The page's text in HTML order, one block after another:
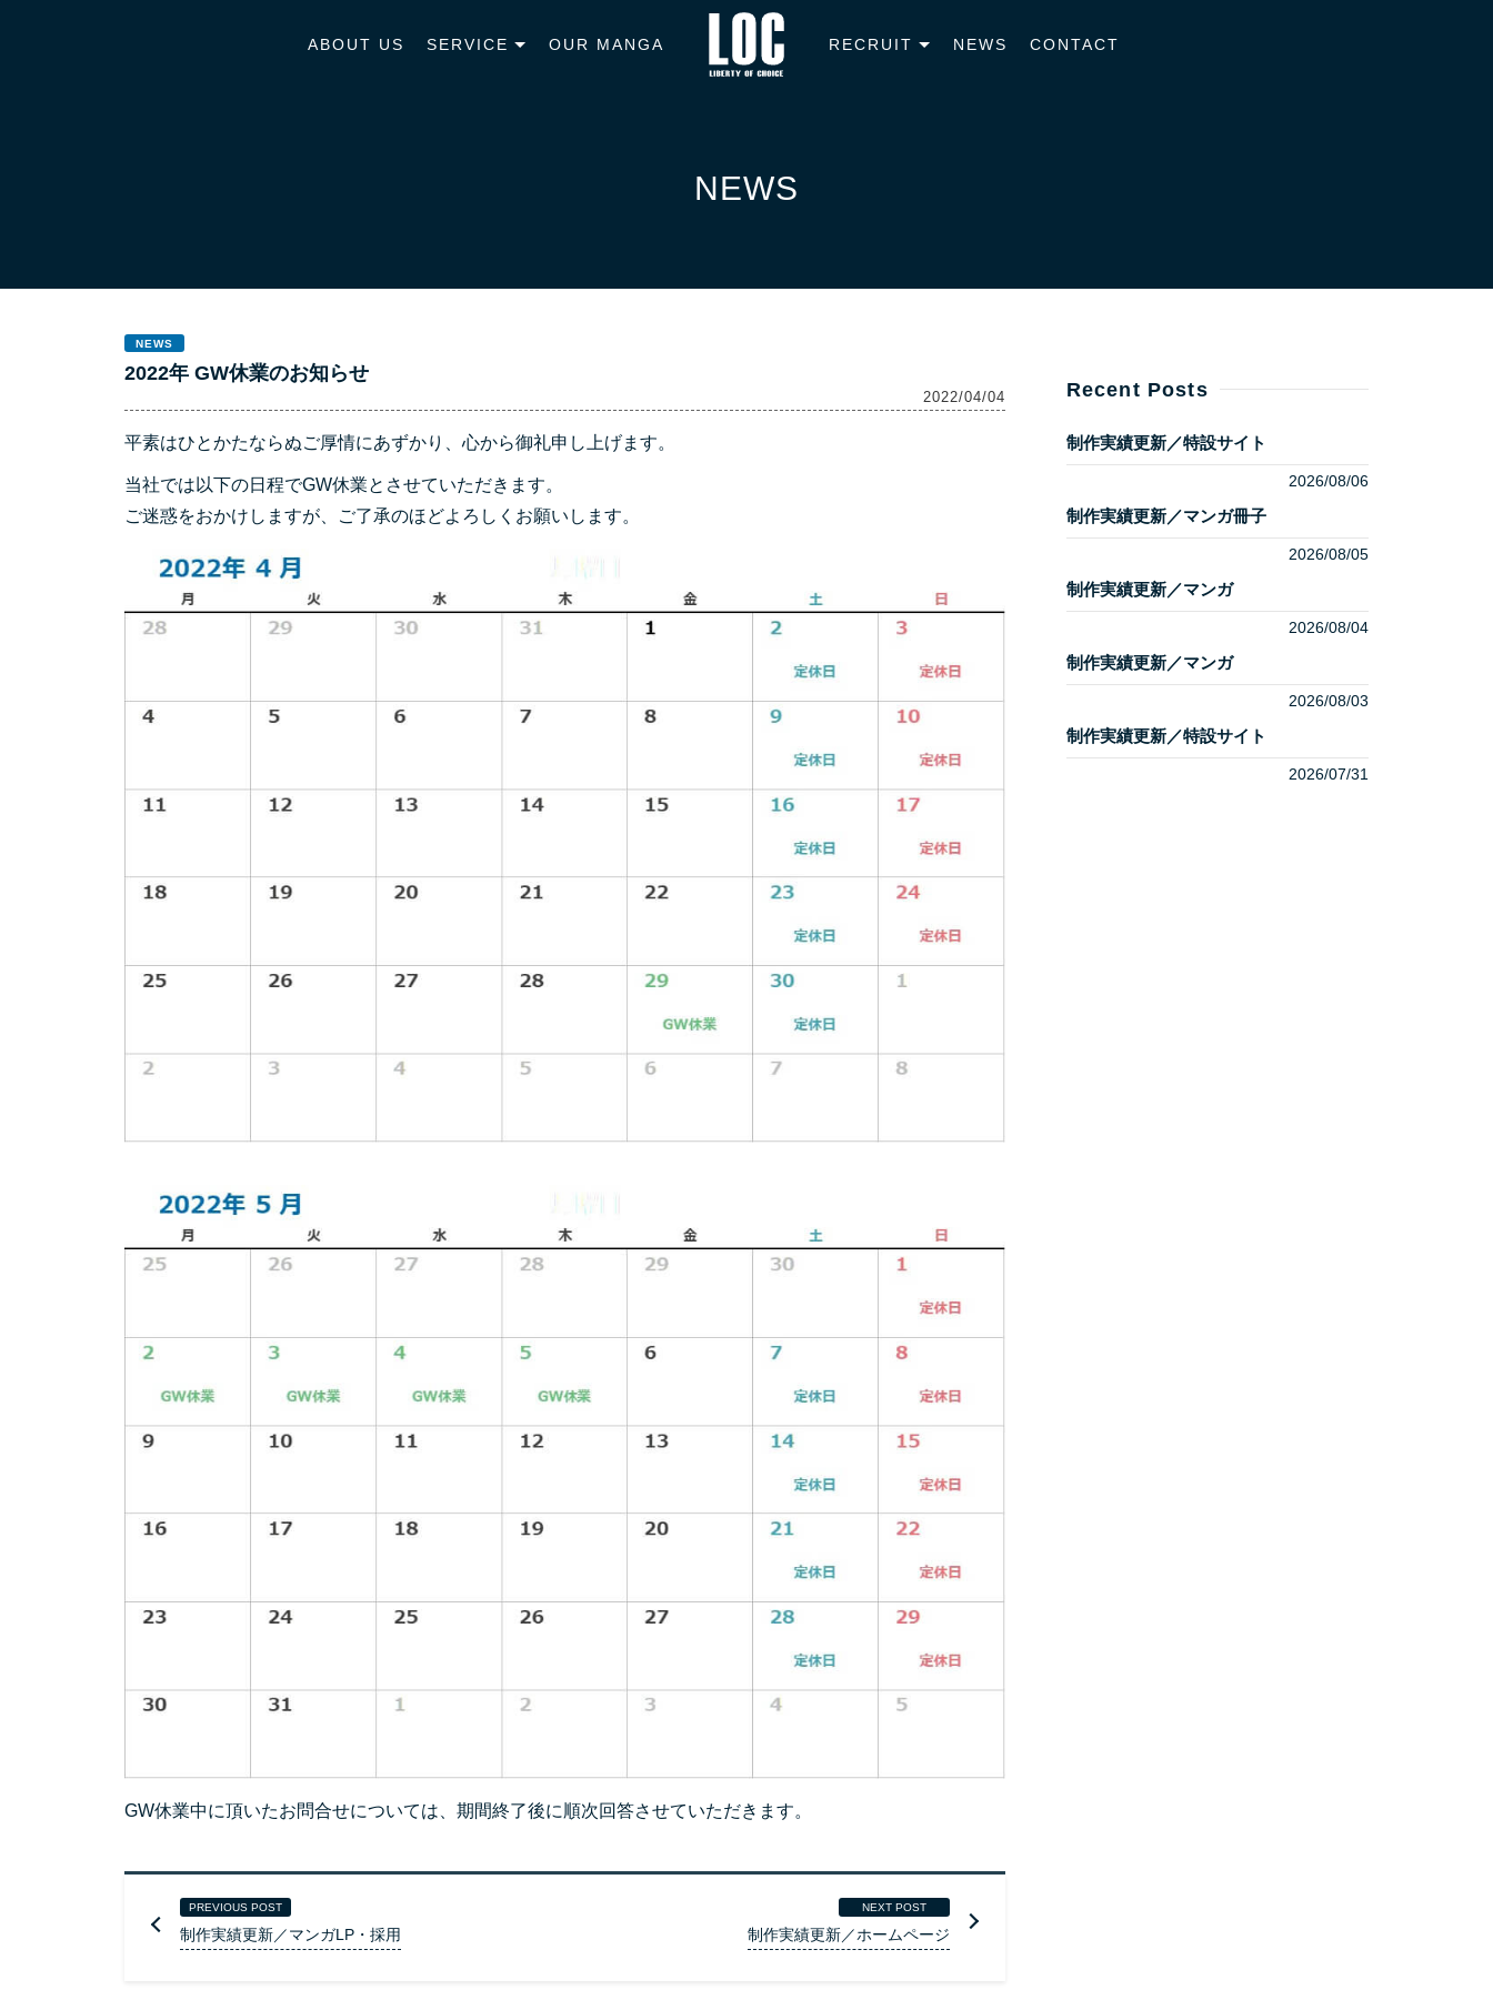
ABOUT US SERVICE OUR MANGA RECRUIT NEWS CONTACT
NEWS
NEWS
2022年 GW休業のお知らせ
2022/04/04
平素はひとかたならぬご厚情にあずかり、心から御礼申し上げます。
当社では以下の日程でGW休業とさせていただきます。
ご迷惑をおかけしますが、ご了承のほどよろしくお願いします。
GW休業中に頂いたお問合せについては、期間終了後に順次回答させていただきます。
PREVIOUS POST
制作実績更新／マンガLP・採用
NEXT POST
制作実績更新／ホームページ
Recent Posts
制作実績更新／特設サイト
2026/08/06
制作実績更新／マンガ冊子
2026/08/05
制作実績更新／マンガ
2026/08/04
制作実績更新／マンガ
2026/08/03
制作実績更新／特設サイト
2026/07/31